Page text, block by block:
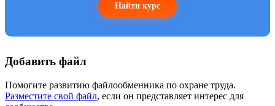
Найти курс
Добавить файл
Помогите развитию файлообменника по охране труда.
Разместите свой файл, если он представляет интерес для